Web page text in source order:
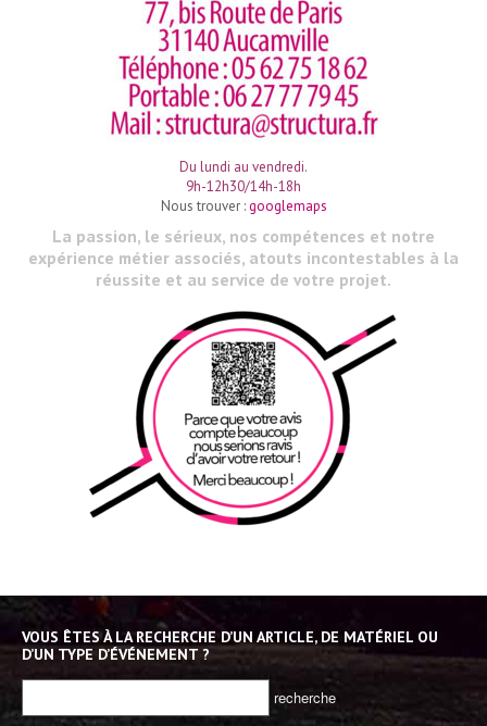
Du lundi au vendredi.
9h-12h30/14h-18h
Nous trouver :googlemaps
La passion, le sérieux, nos compétences et notre
expérience métier associés, atouts incontestables à la
réussite et au service de votre projet.
VOUS ÊTES À LA RECHERCHE D’UN ARTICLE, DE MATÉRIEL OU
D’UN TYPE D’ÉVÉNEMENT ?